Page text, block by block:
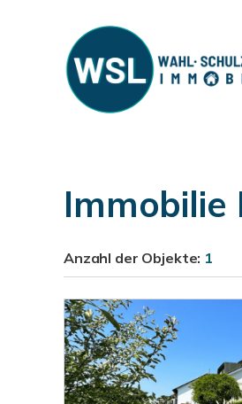
Immobilie
Anzahl der Objekte: 1